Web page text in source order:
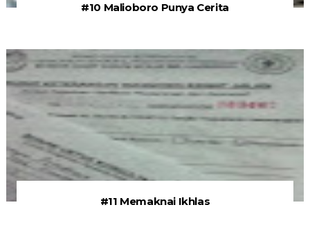
#10 Malioboro Punya Cerita
#11 Memaknai Ikhlas